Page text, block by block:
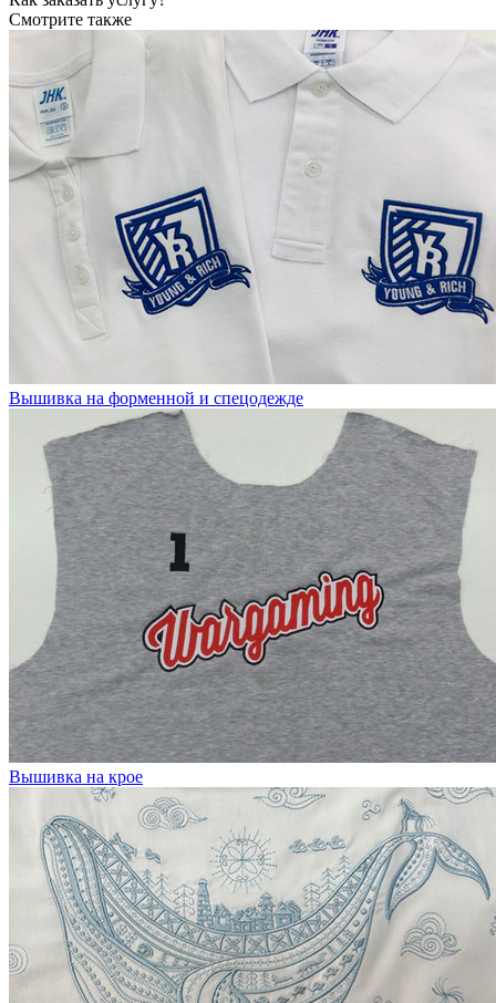
Смотрите также
Вышивка на форменной и спецодeжде
Вышивка на крое